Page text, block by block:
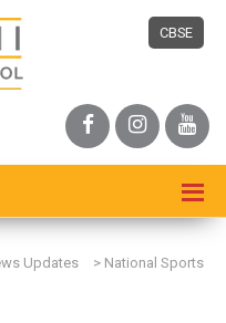
CBSE
Updates > National Sports